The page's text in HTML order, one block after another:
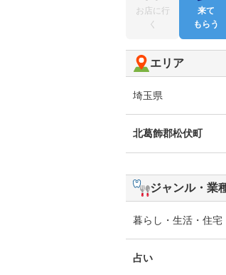
お店に行
く
来て
もらう
エリア
埼玉県
北葛飾郡松伏町
ジャンル・業
暮らし・生活・住宅
占い